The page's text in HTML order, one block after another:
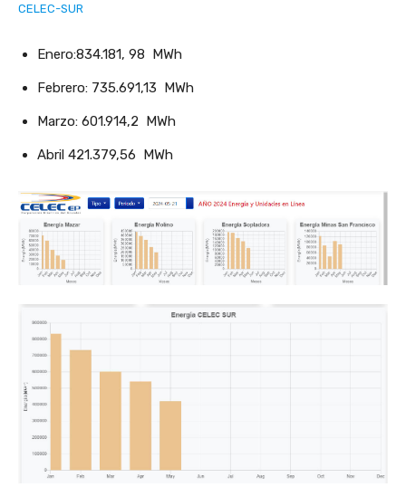
CELEC-SUR
Enero:834.181, 98 MWh
Febrero: 735.691,13 MWh
Marzo: 601.914,2 MWh
Abril 421.379,56 MWh